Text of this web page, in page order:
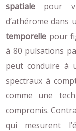
spatiale pour
d’athérome dans
temporelle pour
à 80 pulsations
peut conduire à
spectraux à
comme une
compromis.
qui mesurent